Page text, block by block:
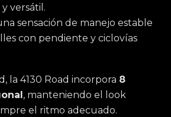
versátil.
sensación de manejo estable
con pendiente y ciclovías
la 4130 Road incorpora 8
, manteniendo el look
el ritmo adecuado.